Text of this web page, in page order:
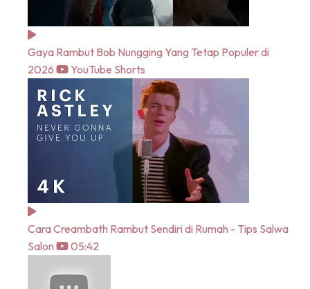
Gaya Rambut Bob Nungging Yang Tetap Populer di
2026
YouTube Shorts
Cara Creambath Rambut Sendiri di Rumah - Tips Salwa
Salon
05:42